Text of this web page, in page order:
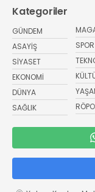
Kategoriler
GÜNDEM
ASAYİŞ
SİYASET
EKONOMİ
DÜNYA
SAĞLIK
SPOR